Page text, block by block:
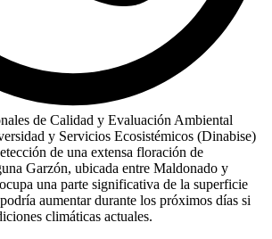
de Calidad y Evaluación Ambiental
y Servicios Ecosistémicos (Dinabise)
de una extensa floración de
Garzón, ubicada entre Maldonado y
una parte significativa de la superficie
aumentar durante los próximos días si
climáticas actuales.